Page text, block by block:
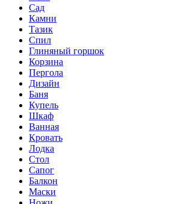
Сад
Камни
Тазик
Спил
Глиняный горшок
Корзина
Пергола
Дизайн
Баня
Купель
Шкаф
Ванная
Кровать
Лодка
Стол
Сапог
Балкон
Маски